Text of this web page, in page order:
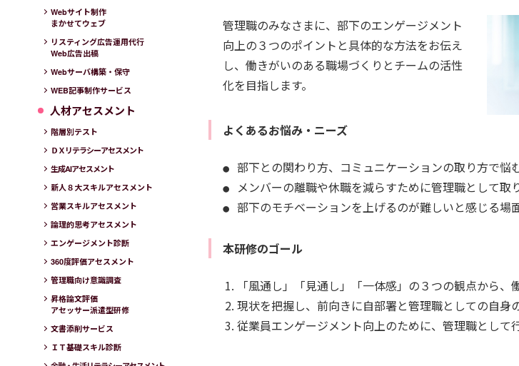
管理職のみなさまに、部下のエンゲージメント
向上の３つのポイントと具体的な方法をお伝え
し、働きがいのある職場づくりとチームの活性
化を目指します。
よくあるお悩み・ニーズ
部下との関わり方、コミュニケーションの取り方で悩
メンバーの離職や休職を減らすために管理職として取
部下のモチベーションを上げるのが難しいと感じる場
本研修のゴール
「風通し」「見通し」「一体感」の３つの観点から
現状を把握し、前向きに自部署と管理職としての自身
従業員エンゲージメント向上のために、管理職として
Webサイト制作
まかせてウェブ
リスティング広告運用代行
Web広告出稿
Webサーバ構築・保守
WEB記事制作サービス
人材アセスメント
階層別テスト
ＤＸリテラシーアセスメント
生成AIアセスメント
新人８大スキルアセスメント
営業スキルアセスメント
論理的思考アセスメント
エンゲージメント診断
360度評価アセスメント
管理職向け意識調査
昇格論文評価
アセッサー派遣型研修
文書添削サービス
ＩＴ基礎スキル診断